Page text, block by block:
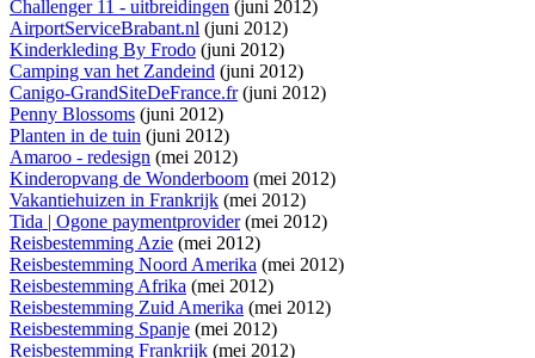
Challenger 11 - uitbreidingen (juni 2012)
AirportServiceBrabant.nl (juni 2012)
Kinderkleding By Frodo (juni 2012)
Camping van het Zandeind (juni 2012)
Canigo-GrandSiteDeFrance.fr(juni 2012)
Penny Blossoms (juni 2012)
Planten in de tuin (juni 2012)
Amaroo - redesign (mei 2012)
Kinderopvang de Wonderboom (mei 2012)
Vakantiehuizen in Frankrijk (mei 2012)
Tida | Ogone paymentprovider(mei 2012)
Reisbestemming Azie (mei 2012)
Reisbestemming Noord Amerika (mei 2012)
Reisbestemming Afrika (mei 2012)
Reisbestemming Zuid Amerika (mei 2012)
Reisbestemming Spanje (mei 2012)
Reisbestemming Frankrijk (mei 2012)